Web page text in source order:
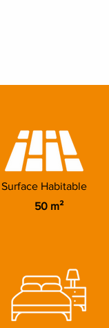
Surface Habitable
50 m²